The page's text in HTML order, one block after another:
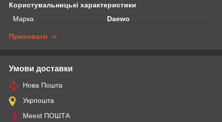
Користувальницькі характеристики
Марка
Daewo
Приховати
Умови доставки
Нова Пошта
Укрпошта
Meest ПОШТА